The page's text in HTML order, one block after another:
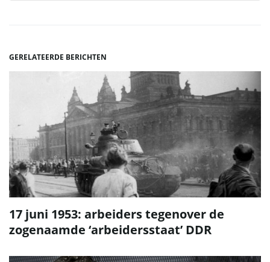
GERELATEERDE BERICHTEN
17 juni 1953: arbeiders tegenover de
zogenaamde ‘arbeidersstaat’ DDR